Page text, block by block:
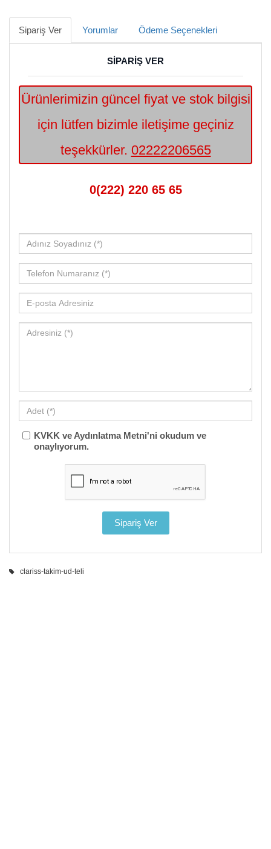
Sipariş Ver Yorumlar Ödeme Seçenekleri
SİPARİŞ VER
Ürünlerimizin güncel fiyat ve stok bilgisi
için lütfen bizimle iletişime geçiniz
teşekkürler. 02222206565
0(222) 220 65 65
KVKK ve Aydınlatma Metni'ni okudum ve
onaylıyorum.
clariss-takim-ud-teli